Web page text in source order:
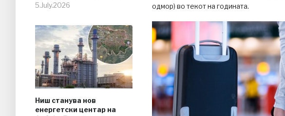
5.July.2026
Ниш станува нов
енергетски центар на
одмор) во текот на годината.